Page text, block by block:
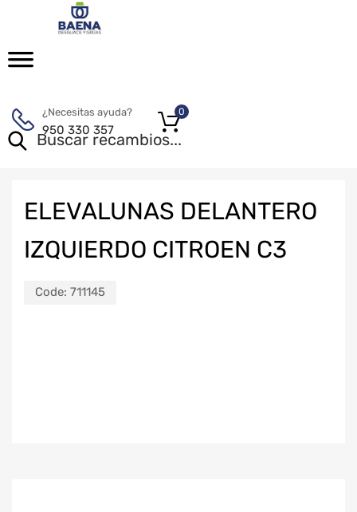
¿Necesitas ayuda?
950 330 357
0
ELEVALUNAS DELANTERO
IZQUIERDO CITROEN C3
Code: 711145